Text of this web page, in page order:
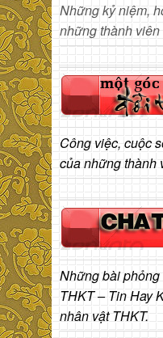
Những kỷ niệm,
những thành
Công việc, cuộc
của những thành
Những bài
THKT – Tin Hay
nhân vật THKT.